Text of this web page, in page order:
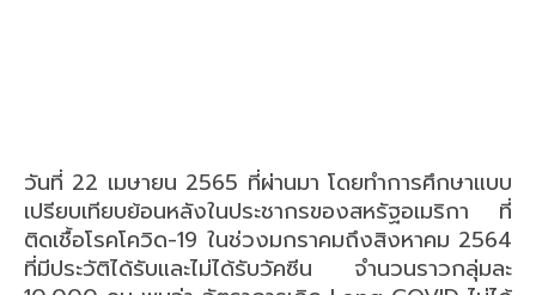
วันที่ 22 เมษายน 2565 ที่ผ่านมา โดยทำการศึกษาแบบ
เปรียบเทียบย้อนหลังในประชากรของสหรัฐอเมริกา ที่
ติดเชื้อโรคโควิด-19 ในช่วงมกราคมถึงสิงหาคม 2564
ที่มีประวัติได้รับและไม่ได้รับวัคซีน จำนวนราวกลุ่มละ